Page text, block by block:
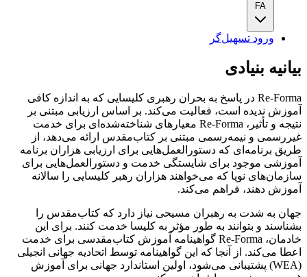
FA
ورود تسهیل‌گر
بیانیه بنیادی
Re-Forma در پاسخ به بحران رهبری کلیسایی که به اندازه کافی
آموزش ندیده است، فعالیت می‌کند. بر اساس ارزیابی مبتنی بر
نتیجه و تأثیر، Re-Forma معیارهای شناخته‌شده‌ای برای خدمت
غیررسمی و نیمه‌رسمی مبتنی بر کتاب‌مقدس ارائه می‌دهد، از
طریق برنامه‌ای که دستورالعمل‌هایی برای ارزیابی هزاران برنامه
آموزشی موجود برای شایستگی خدمت و دستورالعمل‌هایی برای
سازمان‌های نوپا که می‌خواهند هزاران رهبر کلیسایی را سالانه
آموزش دهند، فراهم می‌کند.
جهان به شدت به رهبران مسیحی نیاز دارد که کتاب‌مقدس را
بشناسند و بتوانند به طور مؤثر به کلیسا خدمت کنند. برای این
خادمان، Re-Forma گواهینامه آموزش کتاب‌مقدسی برای خدمت
اعطا می‌کند. از آنجا که این گواهینامه توسط اتحادیه جهانی انجیلی
(WEA) پشتیبانی می‌شود، اولین استاندارد جهانی برای آموزش